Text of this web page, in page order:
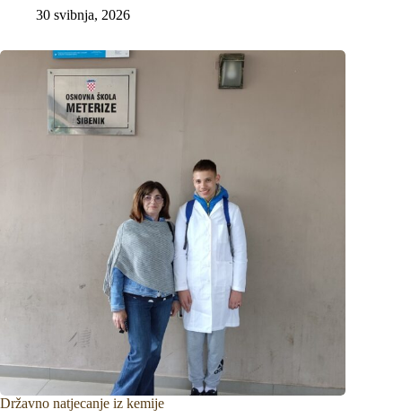
30 svibnja, 2026
Državno natjecanje iz kemije